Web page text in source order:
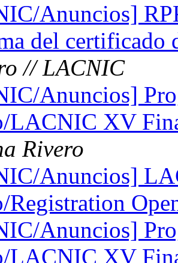
Anuncios]
del certificado
// LACNIC
Anuncios]
LACNIC XV
Rivero
Anuncios]
Registration
Anuncios]
LACNIC XV